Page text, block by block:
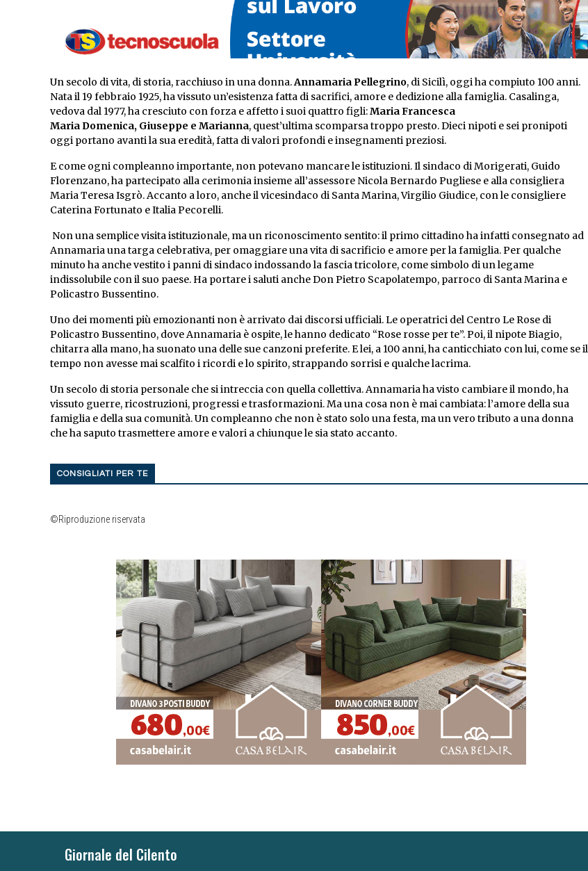
Un secolo di vita, di storia, racchiuso in una donna.Annamaria Pellegrino, di Sicilì, oggi ha compiuto 100 anni.
Nata il 19 febbraio 1925, ha vissuto un’esistenza fatta di sacrifici, amore e dedizione alla famiglia. Casalinga,
vedova dal 1977, ha cresciuto con forza e affetto i suoi quattro figli:Maria Francesca
Maria Domenica, Giuseppe e Marianna, quest’ultima scomparsa troppo presto. Dieci nipoti e sei pronipoti
oggi portano avanti la sua eredità, fatta di valori profondi e insegnamenti preziosi.
E come ogni compleanno importante, non potevano mancare le istituzioni. Il sindaco di Morigerati, Guido
Florenzano, ha partecipato alla cerimonia insieme all’assessore Nicola Bernardo Pugliese e alla consigliera
Maria Teresa Isgrò. Accanto a loro, anche il vicesindaco di Santa Marina, Virgilio Giudice, con le consigliere
Caterina Fortunato e Italia Pecorelli.
Non una semplice visita istituzionale, ma un riconoscimento sentito: il primo cittadino ha infatti consegnato ad
Annamaria una targa celebrativa, per omaggiare una vita di sacrificio e amore per la famiglia. Per qualche
minuto ha anche vestito i panni di sindaco indossando la fascia tricolore, come simbolo di un legame
indissolubile con il suo paese. Ha portare i saluti anche Don Pietro Scapolatempo, parroco di Santa Marina e
Policastro Bussentino.
Uno dei momenti più emozionanti non è arrivato dai discorsi ufficiali. Le operatrici del Centro Le Rose di
Policastro Bussentino, dove Annamaria è ospite, le hanno dedicato “Rose rosse per te”. Poi, il nipote Biagio,
chitarra alla mano, ha suonato una delle sue canzoni preferite. E lei, a 100 anni, ha canticchiato con lui, come se il
tempo non avesse mai scalfito i ricordi e lo spirito, strappando sorrisi e qualche lacrima.
Un secolo di storia personale che si intreccia con quella collettiva. Annamaria ha visto cambiare il mondo, ha
vissuto guerre, ricostruzioni, progressi e trasformazioni. Ma una cosa non è mai cambiata: l’amore della sua
famiglia e della sua comunità. Un compleanno che non è stato solo una festa, ma un vero tributo a una donna
che ha saputo trasmettere amore e valori a chiunque le sia stato accanto.
CONSIGLIATI PER TE
©Riproduzione riservata
Giornale del Cilento